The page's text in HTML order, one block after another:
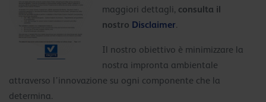
maggiori dettagli, consulta il
nostro Disclaimer.
Il nostro obiettivo è minimizzare la
nostra impronta ambientale
attraverso l’innovazione su ogni componente che la
determina.